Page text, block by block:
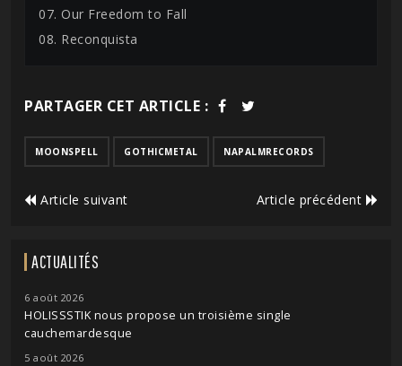
07. Our Freedom to Fall
08. Reconquista
PARTAGER CET ARTICLE :
MOONSPELL GOTHICMETAL NAPALMRECORDS
Article suivant Article précédent
ACTUALITÉS
6 août 2026
HOLISSSTIK nous propose un troisième single
cauchemardesque
5 août 2026